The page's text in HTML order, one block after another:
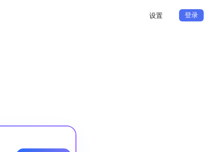
设置 登录